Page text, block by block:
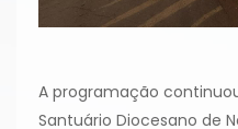
A programação
Santuário Diocesano de